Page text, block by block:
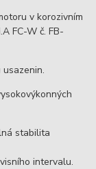
v korozivním
FC-W č. FB-
stabilita
intervalu.